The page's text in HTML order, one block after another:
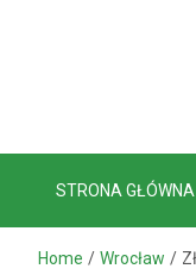
STRONA GŁÓWNA
Home Wrocław